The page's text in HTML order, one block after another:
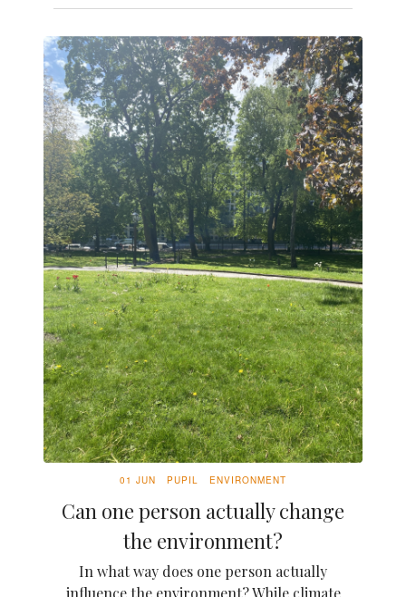
01 JUN PUPIL ENVIRONMENT
Can one person actually change
the environment?
In what way does one person actually
influence the environment? While climate